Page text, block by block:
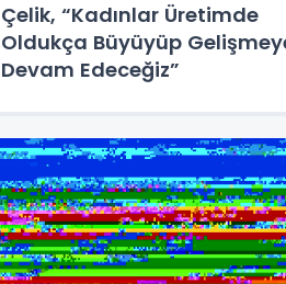
Çelik, “Kadınlar Üretimde
Oldukça Büyüyüp
Devam Edeceğiz”